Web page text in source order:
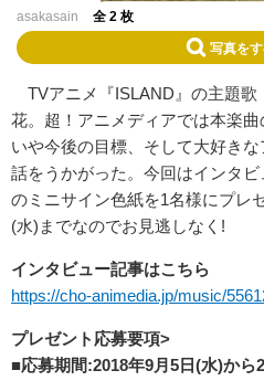
asakasain 全 2 枚
写真を
TVアニメ『ISLAND』の主題歌
花。超！アニメディアでは本楽
いや今後の目標、そして大好き
話をうかがった。今回はインタ
のミニサイン色紙を1名様にプレ
(水)までなのでお見逃しなく!
インタビュー記事はこちら
https://cho-animedia.jp/music/
プレゼント応募要項>
■応募期間:2018年9月5日(水)から